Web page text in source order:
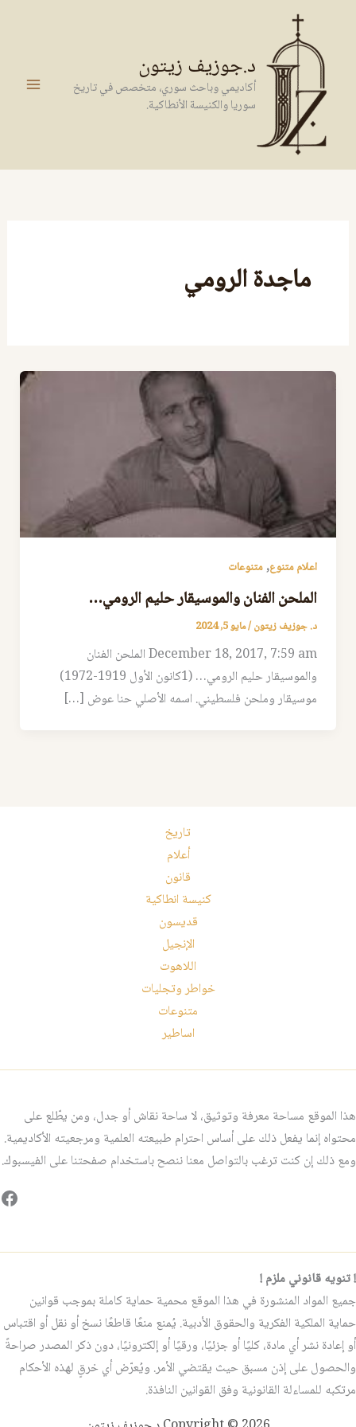
المحتوى
د.جوزيف زيتون
أكاديمي وباحث سوري، متخصص في تاريخ
سوريا والكنيسة الأنطاكية.
ماجدة الرومي
اعلام متنوع,متنوعات
الملحن الفنان والموسيقار حليم الرومي…
د. جوزيف زيتون/مايو 5, 2024
December 18, 2017, 7:59 am الملحن الفنان
والموسيقار حليم الرومي… (1كانون الأول 1919-1972)
موسيقار وملحن فلسطيني. اسمه الأصلي حنا عوض […]
تاريخ
أعلام
قانون
كنيسة انطاكية
قديسون
الإنجيل
اللاهوت
خواطر وتجليات
متنوعات
اساطير
هذا الموقع مساحة معرفة وتوثيق، لا ساحة نقاش أو جدل، ومن يطّلع على
محتواه إنما يفعل ذلك على أساس احترام طبيعته العلمية ومرجعيته الأكاديمية.
ومع ذلك إن كنت ترغب بالتواصل معنا ننصح باستخدام صفحتنا على الفيسبوك.
! تنويه قانوني ملزم !
جميع المواد المنشورة في هذا الموقع محمية حماية كاملة بموجب قوانين
حماية الملكية الفكرية والحقوق الأدبية. يُمنع منعًا قاطعًا نسخ أو نقل أو اقتباس
أو إعادة نشر أي مادة، كليًا أو جزئيًا، ورقيًا أو إلكترونيًا، دون ذكر المصدر صراحةً
والحصول على إذن مسبق حيث يقتضي الأمر. ويُعرّض أي خرقٍ لهذه الأحكام
مرتكبه للمساءلة القانونية وفق القوانين النافذة.